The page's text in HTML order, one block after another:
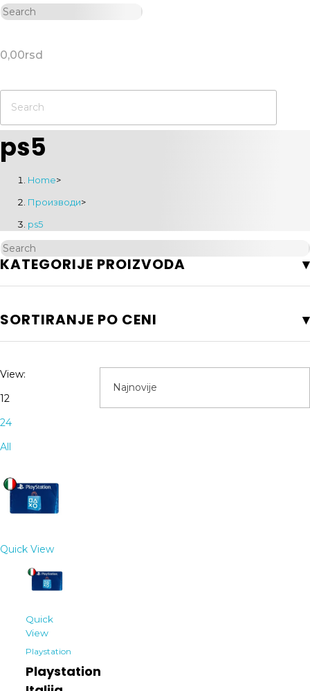
0,00rsd
ps5
Home>
Производи>
ps5
KATEGORIJE PROIZVODA
SORTIRANJE PO CENI
View:
12
24
All
Quick View
Quick
View
Playstation
Playstation